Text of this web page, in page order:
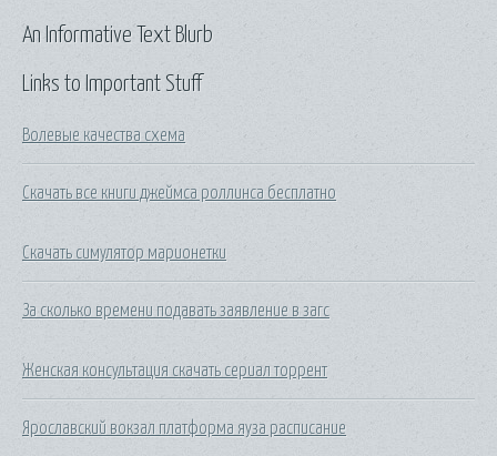
Links to Important Stuff
Волевые качества схема
Скачать все книги джеймса роллинса бесплатно
Скачать симулятор марионетки
За сколько времени подавать заявление в загс
Женская консультация скачать сериал торрент
Ярославский вокзал платформа яуза расписание
An Informative Text Blurb